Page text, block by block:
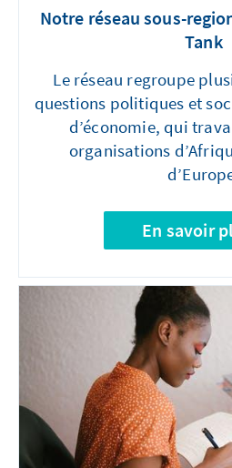
Notre réseau sous-
Tank
Le réseau regroupe
questions politiques et
d’économie, qui
organisations
En savoir